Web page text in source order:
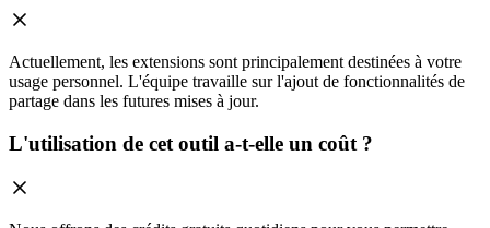
Actuellement, les extensions sont principalement destinées à votre
usage personnel. L'équipe travaille sur l'ajout de fonctionnalités de
partage dans les futures mises à jour.
L'utilisation de cet outil a-t-elle un coût ?